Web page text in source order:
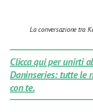
La conversazione tra
Clicca qui per unirti
Daninseries: tutte le
con te.